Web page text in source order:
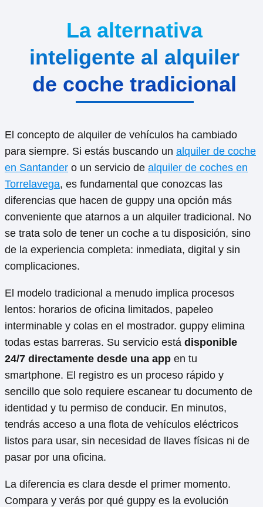
La alternativa
inteligente al alquiler
de coche tradicional
El concepto de alquiler de vehículos ha cambiado
para siempre. Si estás buscando un alquiler de coche
en Santander o un servicio de alquiler de coches en
Torrelavega, es fundamental que conozcas las
diferencias que hacen de guppy una opción más
conveniente que atarnos a un alquiler tradicional. No
se trata solo de tener un coche a tu disposición, sino
de la experiencia completa: inmediata, digital y sin
complicaciones.
El modelo tradicional a menudo implica procesos
lentos: horarios de oficina limitados, papeleo
interminable y colas en el mostrador. guppy elimina
todas estas barreras. Su servicio está disponible
24/7 directamente desde una app en tu
smartphone. El registro es un proceso rápido y
sencillo que solo requiere escanear tu documento de
identidad y tu permiso de conducir. En minutos,
tendrás acceso a una flota de vehículos eléctricos
listos para usar, sin necesidad de llaves físicas ni de
pasar por una oficina.
La diferencia es clara desde el primer momento.
Compara y verás por qué guppy es la evolución